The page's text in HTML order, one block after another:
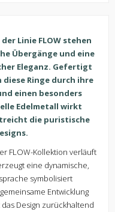
Linie FLOW stehen
Übergänge und eine
Eleganz. Gefertigt
Ringe durch ihre
einen besonders
Edelmetall wirkt
die puristische
FLOW-Kollektion verläuft
eine dynamische,
symbolisiert
Entwicklung
Design zurückhaltend